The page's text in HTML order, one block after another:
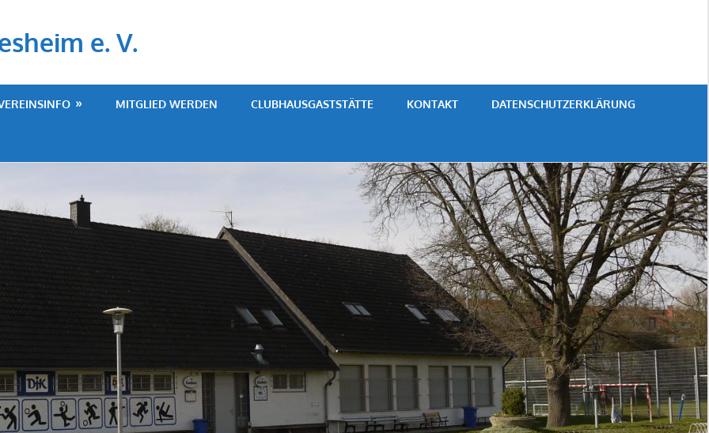
e. V.
MITGLIED WERDEN CLUBHAUSGASTSTÄTTE KONTAKT DATENSCHUTZERKLÄRUNG